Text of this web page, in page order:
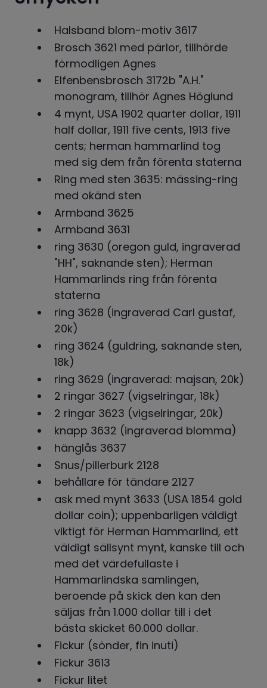
Halsband blom-motiv 3617
Brosch 3621 med pärlor, tillhörde
förmodligen Agnes
Elfenbensbrosch 3172b "A.H."
monogram, tillhör Agnes Höglund
4 mynt, USA 1902 quarter dollar, 1911
half dollar, 1911 five cents, 1913 five
cents; herman hammarlind tog
med sig dem från förenta staterna
Ring med sten 3635: mässing-ring
med okänd sten
Armband 3625
Armband 3631
ring 3630 (oregon guld, ingraverad
"HH", saknande sten); Herman
Hammarlinds ring från förenta
staterna
ring 3628 (ingraverad Carl gustaf,
20k)
ring 3624 (guldring, saknande sten,
18k)
ring 3629 (ingraverad: majsan, 20k)
2 ringar 3627 (vigselringar, 18k)
2 ringar 3623 (vigselringar, 20k)
knapp 3632 (ingraverad blomma)
hänglås 3637
Snus/pillerburk 2128
behållare för tändare 2127
ask med mynt 3633 (USA 1854 gold
dollar coin); uppenbarligen väldigt
viktigt för Herman Hammarlind, ett
väldigt sällsynt mynt, kanske till och
med det värdefullaste i
Hammarlindska samlingen,
beroende på skick den kan den
säljas från 1.000 dollar till i det
bästa skicket 60.000 dollar.
Fickur (sönder, fin inuti)
Fickur 3613
Fickur litet